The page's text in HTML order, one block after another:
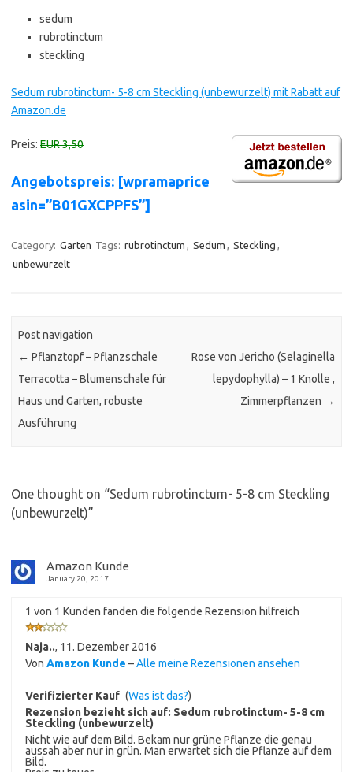
sedum
rubrotinctum
steckling
Sedum rubrotinctum- 5-8 cm Steckling (unbewurzelt) mit Rabatt auf
Amazon.de
Preis: EUR 3,50
Angebotspreis: [wpramaprice
asin=”B01GXCPPFS”]
Category: Garten Tags: rubrotinctum , Sedum , Steckling ,
unbewurzelt
Post navigation
← Pflanztopf – Pflanzschale
Terracotta – Blumenschale für
Haus und Garten, robuste
Ausführung
Rose von Jericho (Selaginella
lepydophylla) – 1 Knolle ,
Zimmerpflanzen →
One thought on “Sedum rubrotinctum- 5-8 cm Steckling
(unbewurzelt)”
Amazon Kunde
January 20, 2017
1 von 1 Kunden fanden die folgende Rezension hilfreich
Naja.., 11. Dezember 2016
Von Amazon Kunde –Alle meine Rezensionen ansehen
Verifizierter Kauf (Was ist das?)
Rezension bezieht sich auf: Sedum rubrotinctum- 5-8 cm
Steckling (unbewurzelt)
Nicht wie auf dem Bild. Bekam nur grüne Pflanze die genau
aussah aber nur in grün. Man erwartet sich die Pflanze auf dem
Bild.